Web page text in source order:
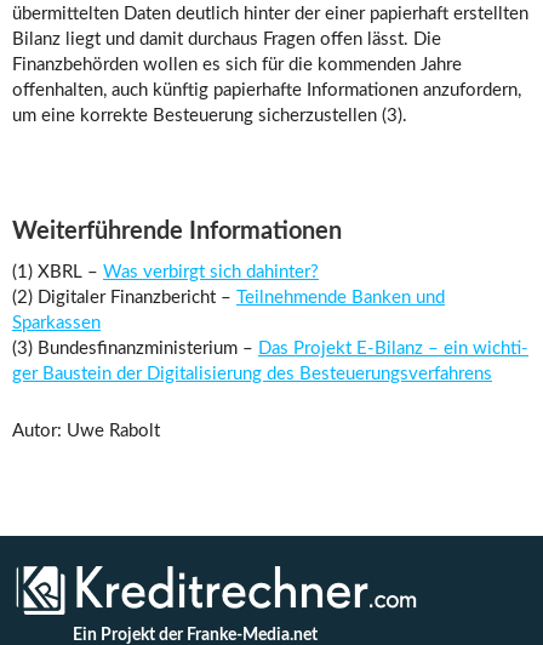
übermittelten Daten deutlich hinter der einer papierhaft erstellten
Bilanz liegt und damit durchaus Fragen offen lässt. Die
Finanzbehörden wollen es sich für die kommenden Jahre
offenhalten, auch künftig papierhafte Informationen anzufordern,
um eine korrekte Besteuerung sicherzustellen (3).
Weiterführende Informationen
(1) XBRL – Was verbirgt sich dahinter?
(2) Digitaler Finanzbericht –
Teilnehmende Banken und
Sparkassen
(3) Bundesfinanzministerium – Das Pro­jekt E-Bi­lanz – ein wich­ti­
ger Bau­stein der Di­gi­ta­li­sie­rung des Be­steue­rungs­ver­fah­rens
Autor: Uwe Rabolt
Ein Projekt der Franke-Media.net